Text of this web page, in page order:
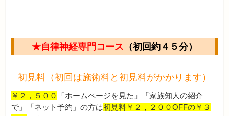
★自律神経専門コース （初回約４５分）
初見料（初回は施術料と初見料がかかります）
￥２，５００
「ホームページを見た」「家族知人の紹介
で」「ネット予約」の方は初見料￥２，２００OFFの￥３